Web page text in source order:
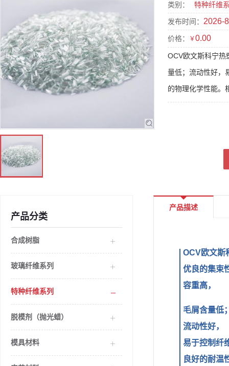
类别： 特种纤维
发布时间： 2026-
价格： ￥0.00
OCV欧文斯科宁热
量低；流动性好，
的物理化学性能。
产品分类
合成树脂
玻璃纤维系列
特种纤维系列
脱模剂（抛光蜡）
模具材料
产品描述
OCV欧文斯
优良的集束
容重高，
毛屑含量低
流动性好，
易于控制纤
良好的耐温